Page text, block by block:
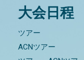
大会日程
ツアー
ACNツアー